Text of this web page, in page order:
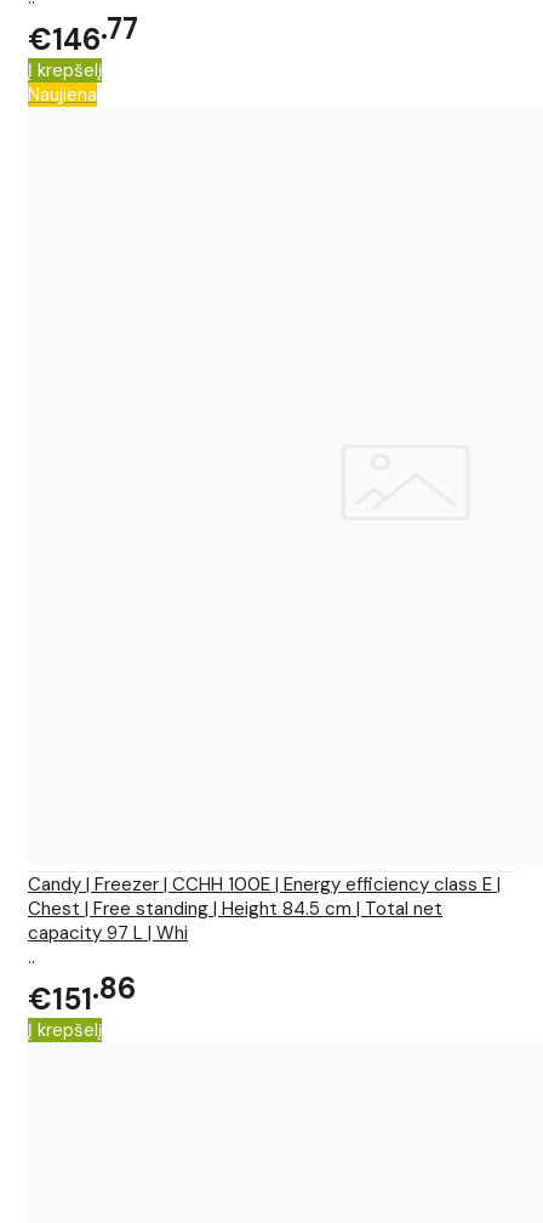
€146 77
Į krepšelį
Naujiena
Candy | Freezer | CCHH 100E | Energy efficiency class E |
Chest | Free standing | Height 84.5 cm | Total net
capacity 97 L | Whi
..
€151 86
Į krepšelį